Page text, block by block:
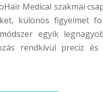
Medical szakmai
különös figyelmet
egyik
rendkívül precíz